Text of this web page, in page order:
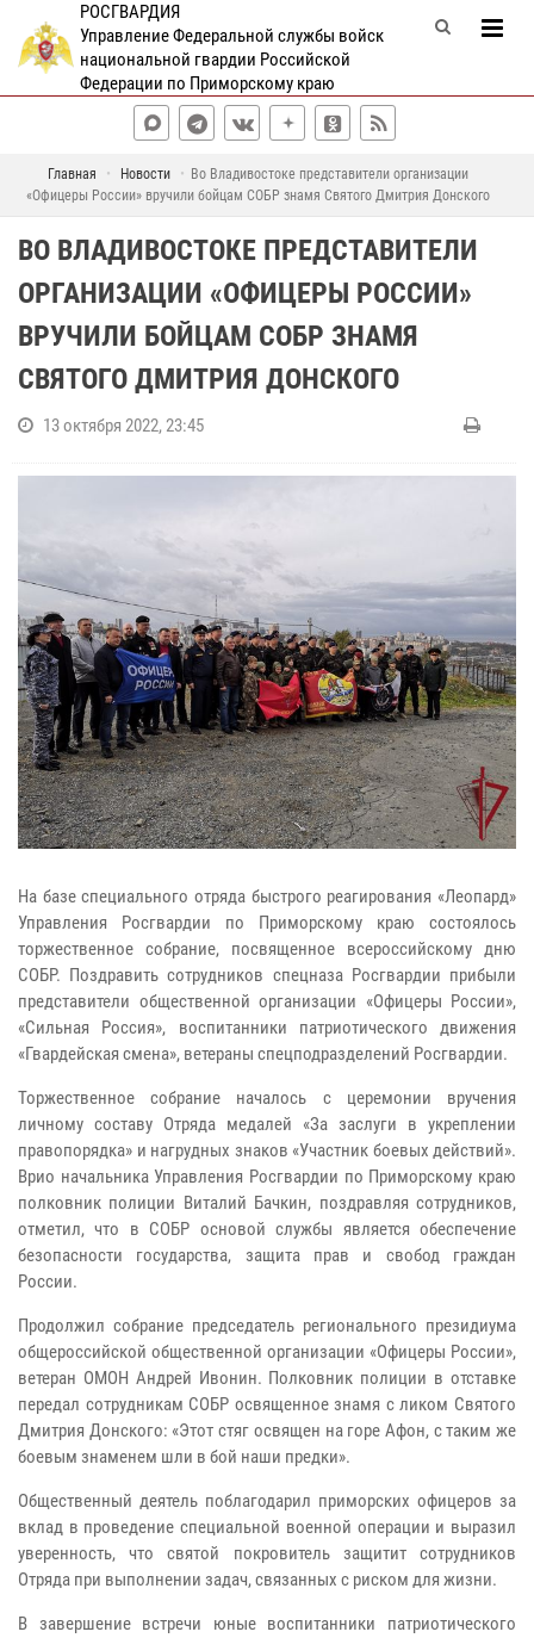
РОСГВАРДИЯ
Управление Федеральной службы войск
национальной гвардии Российской
Федерации по Приморскому краю
Главная Новости
Во Владивостоке представители организации
«Офицеры России» вручили бойцам СОБР знамя Святого Дмитрия Донского
ВО ВЛАДИВОСТОКЕ ПРЕДСТАВИТЕЛИ
ОРГАНИЗАЦИИ «ОФИЦЕРЫ РОССИИ»
ВРУЧИЛИ БОЙЦАМ СОБР ЗНАМЯ
СВЯТОГО ДМИТРИЯ ДОНСКОГО
13 октября 2022, 23:45
На базе специального отряда быстрого реагирования «Леопард»
Управления Росгвардии по Приморскому краю состоялось
торжественное собрание, посвященное всероссийскому дню
СОБР. Поздравить сотрудников спецназа Росгвардии прибыли
представители общественной организации «Офицеры России»,
«Сильная Россия», воспитанники патриотического движения
«Гвардейская смена», ветераны спецподразделений Росгвардии.
Торжественное собрание началось с церемонии вручения
личному составу Отряда медалей «За заслуги в укреплении
правопорядка» и нагрудных знаков «Участник боевых действий».
Врио начальника Управления Росгвардии по Приморскому краю
полковник полиции Виталий Бачкин, поздравляя сотрудников,
отметил, что в СОБР основой службы является обеспечение
безопасности государства, защита прав и свобод граждан
России.
Продолжил собрание председатель регионального президиума
общероссийской общественной организации «Офицеры России»,
ветеран ОМОН Андрей Ивонин. Полковник полиции в отставке
передал сотрудникам СОБР освященное знамя с ликом Святого
Дмитрия Донского: «Этот стяг освящен на горе Афон, с таким же
боевым знаменем шли в бой наши предки».
Общественный деятель поблагодарил приморских офицеров за
вклад в проведение специальной военной операции и выразил
уверенность, что святой покровитель защитит сотрудников
Отряда при выполнении задач, связанных с риском для жизни.
В завершение встречи юные воспитанники патриотического